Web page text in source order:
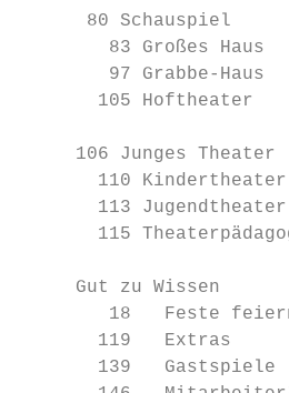
      80 Schauspiel
        83 Großes Haus
        97 Grabbe-Haus
       105 Hoftheater
     106 Junges Theater
       110 Kindertheater
       113 Jugendtheater
115
     Gut zu Wissen
18   Feste
       119   Extras
       139   Gastspiele